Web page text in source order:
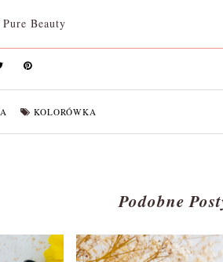
Beauty
KOLORÓWKA
Podobne